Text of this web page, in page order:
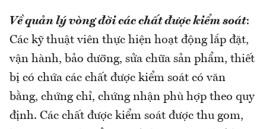
Về quản lý vòng đời các chất được kiểm soát:
Các kỹ thuật viên thực hiện hoạt động lắp đặt,
vận hành, bảo dưỡng, sửa chữa sản phẩm, thiết
bị có chứa các chất được kiểm soát có văn
bằng, chứng chỉ, chứng nhận phù hợp theo quy
định. Các chất được kiểm soát được thu gom,